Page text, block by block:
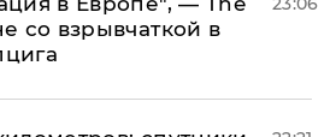
со взрывчаткой в